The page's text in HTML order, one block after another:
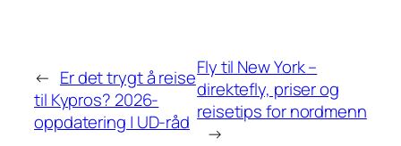
← Er det trygt å reise
til Kypros? 2026-
oppdatering | UD-råd
Fly til New York –
direktefly, priser og
reisetips for nordmenn
→